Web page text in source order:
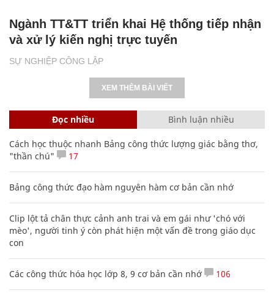
SỰ NGHIỆP CÔNG LẬP
Ngành TT&TT triển khai Hệ thống tiếp nhận
và xử lý kiến nghị trực tuyến
XEM THÊM BÀI VIẾT
Đọc nhiều Bình luận nhiều
Cách học thuộc nhanh Bảng công thức lượng giác bằng thơ,
"thần chú"
17
Bảng công thức đạo hàm nguyên hàm cơ bản cần nhớ
Clip lột tả chân thực cảnh anh trai và em gái như 'chó với
mèo', người tinh ý còn phát hiện một vấn đề trong giáo dục
con
Các công thức hóa học lớp 8, 9 cơ bản cần nhớ 106